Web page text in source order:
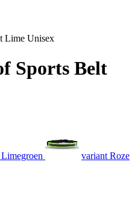
Lime Unisex
Sports Belt
variant Roze